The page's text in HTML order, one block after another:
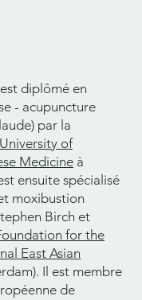
diplômé en
- acupuncture
par la
of
Medicine à
ensuite spécialisé
moxibustion
Birch et
for the
East Asian
Il est membre
de